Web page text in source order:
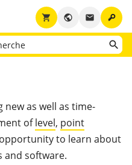
key
email
public
shopping_cart
new as well as time-
oflevel, point
to learn about
and software.